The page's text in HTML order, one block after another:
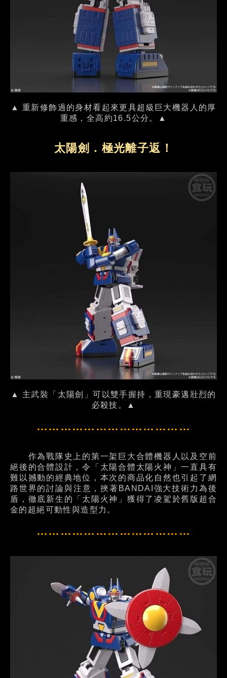
▲ 重新修飾過的身材看起來更具超級巨大機器人的厚
重感，全高約16.5公分。▲
太陽劍．極光離子返！
▲ 主武裝「太陽劍」可以雙手握持，重現豪邁壯烈的
必殺技。▲
…………………………………
作為戰隊史上的第一架巨大合體機器人以及空前
絕後的合體設計，令「太陽合體太陽火神」一直具有
難以撼動的經典地位，本次的商品化自然也引起了網
路世界的討論與注意，挾著BANDAI強大技術力為後
盾，徹底新生的「太陽火神」獲得了凌駕於舊版超合
金的超絕可動性與造型力。
…………………………………